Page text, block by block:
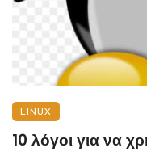
LINUX
10 λόγοι για να